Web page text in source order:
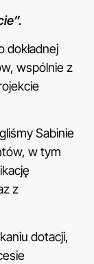
dokładnej
wspólnie z
Sabinie
w tym
z
dotacji,